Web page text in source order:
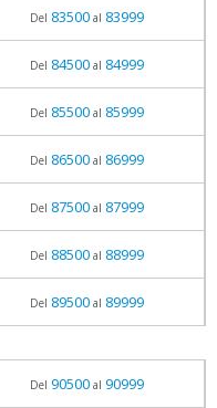
Del 83500al 83999
Del 84500al 84999
Del 85500al 85999
Del 86500al 86999
Del 87500al 87999
Del 88500al 88999
Del 89500al 89999
Del 90500al 90999